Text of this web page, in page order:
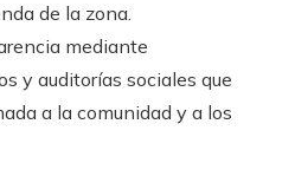
de la zona.
mediante
y auditorías sociales que
a la comunidad y a los